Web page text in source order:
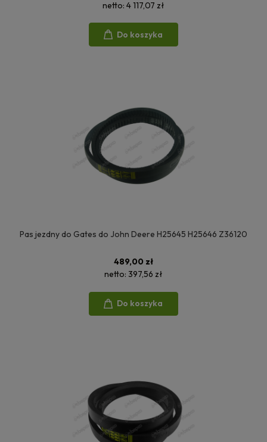
netto: 4 117,07 zł
Do koszyka
Pas jezdny do Gates do John Deere H25645 H25646 Z36120
489,00 zł
netto: 397,56 zł
Do koszyka